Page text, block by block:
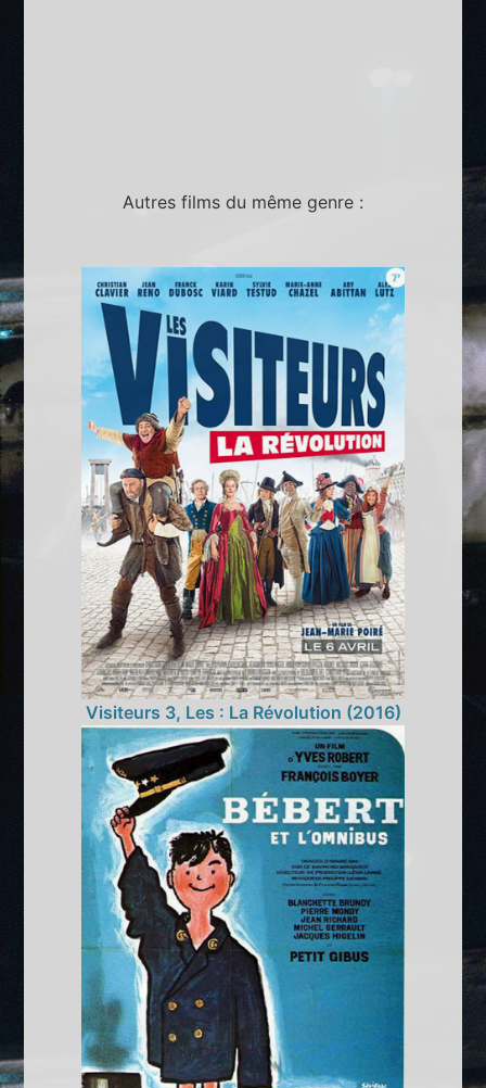
Autres films du même genre :
Visiteurs 3, Les : La Révolution (2016)